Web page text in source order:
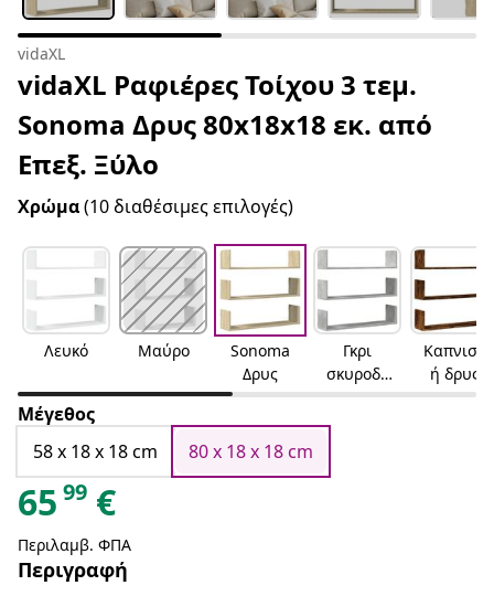
vidaXL
vidaXL Ραφιέρες Τοίχου 3 τεμ.
Sonoma Δρυς 80x18x18 εκ. από
Επεξ. Ξύλο
Χρώμα(10 διαθέσιμες επιλογές)
Λευκό Μαύρο
Sonoma
Δρυς
Γκρι
σκυροδέ
ματος
Καπνιστ
ή δρυς
Μέγεθος
58 x 18 x 18 cm
80 x 18 x 18 cm
65 99 €
Περιλαμβ. ΦΠΑ
Περιγραφή